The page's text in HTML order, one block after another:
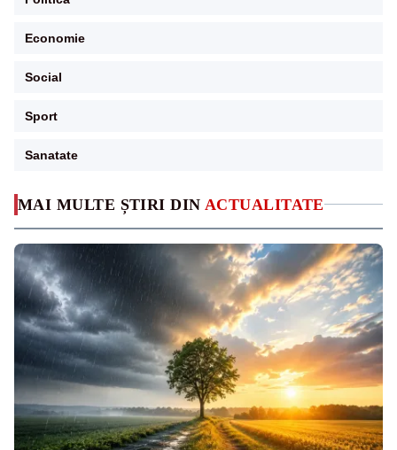
MAI MULTE ȘTIRI DIN ACTUALITATE
Economie
Social
Sport
Sanatate